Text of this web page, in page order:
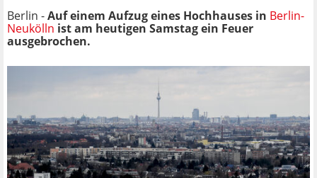
Berlin -Auf einem Aufzug eines Hochhauses in Berlin-
Neukölln ist am heutigen Samstag ein Feuer
ausgebrochen.